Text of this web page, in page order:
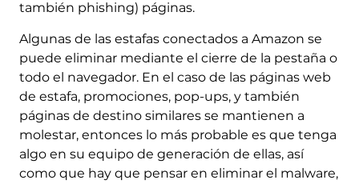
también phishing) páginas.
Algunas de las estafas conectados a Amazon se
puede eliminar mediante el cierre de la pestaña o
todo el navegador. En el caso de las páginas web
de estafa, promociones, pop-ups, y también
páginas de destino similares se mantienen a
molestar, entonces lo más probable es que tenga
algo en su equipo de generación de ellas, así
como que hay que pensar en eliminar el malware,